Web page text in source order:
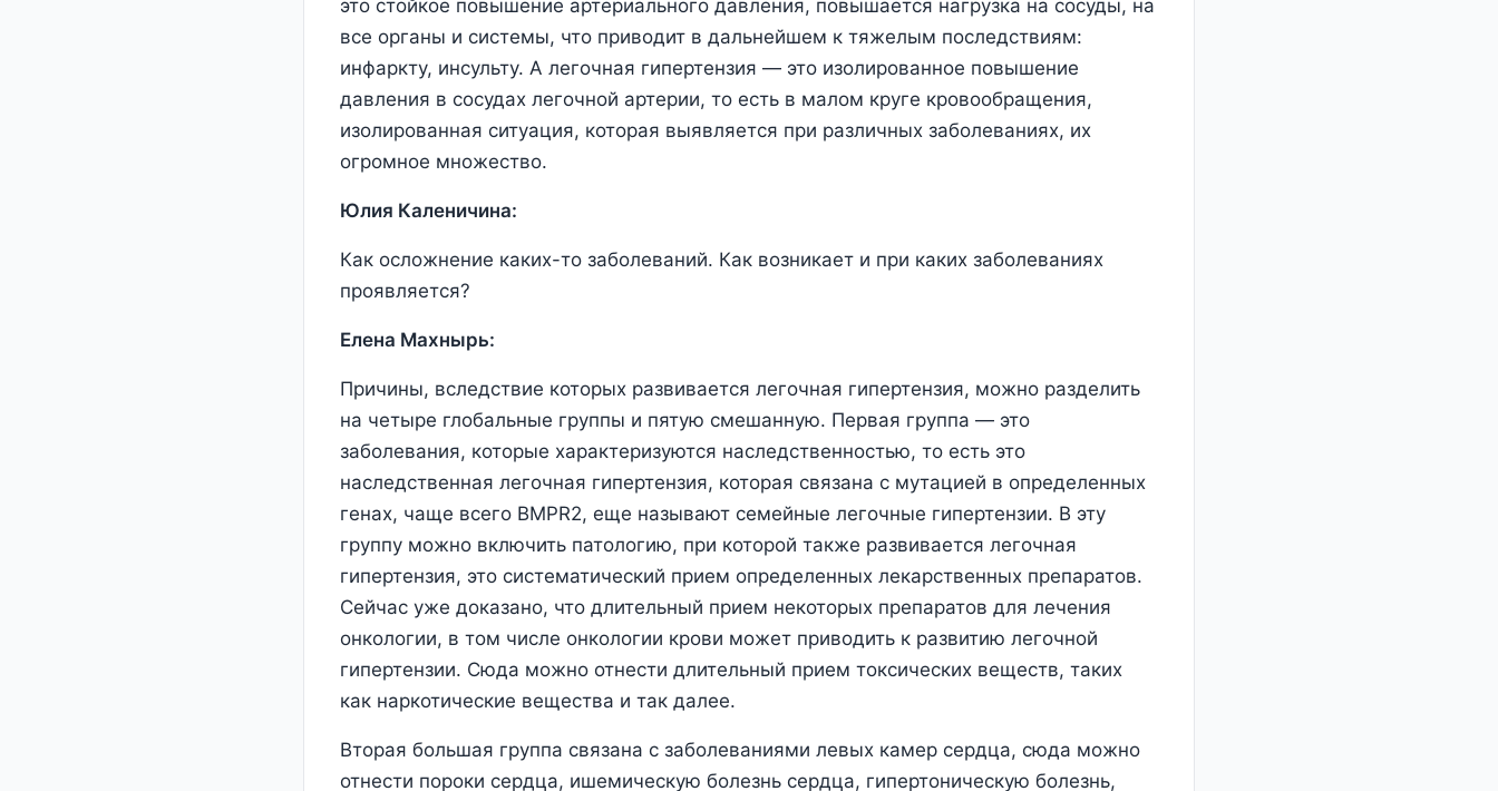
это стойкое повышение артериального давления, повышается нагрузка на сосуды, на
все органы и системы, что приводит в дальнейшем к тяжелым последствиям:
инфаркту, инсульту. А легочная гипертензия — это изолированное повышение
давления в сосудах легочной артерии, то есть в малом круге кровообращения,
изолированная ситуация, которая выявляется при различных заболеваниях, их
огромное множество.
Юлия Каленичина:
Как осложнение каких-то заболеваний. Как возникает и при каких заболеваниях
проявляется?
Елена Махнырь:
Причины, вследствие которых развивается легочная гипертензия, можно разделить
на четыре глобальные группы и пятую смешанную. Первая группа — это
заболевания, которые характеризуются наследственностью, то есть это
наследственная легочная гипертензия, которая связана с мутацией в определенных
генах, чаще всего BMPR2, еще называют семейные легочные гипертензии. В эту
группу можно включить патологию, при которой также развивается легочная
гипертензия, это систематический прием определенных лекарственных препаратов.
Сейчас уже доказано, что длительный прием некоторых препаратов для лечения
онкологии, в том числе онкологии крови может приводить к развитию легочной
гипертензии. Сюда можно отнести длительный прием токсических веществ, таких
как наркотические вещества и так далее.
Вторая большая группа связана с заболеваниями левых камер сердца, сюда можно
отнести пороки сердца, ишемическую болезнь сердца, гипертоническую болезнь,